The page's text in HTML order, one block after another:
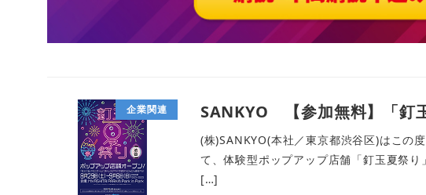
企業関連 SANKYO 【参加無料】「釘
(株)SANKYO(本社／東京都渋谷区)はこ
て、体験型ポップアップ店舗「釘玉夏祭
[…]